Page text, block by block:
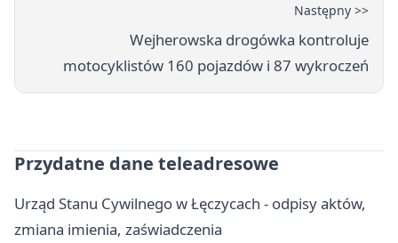
Następny >>
Wejherowska drogówka kontroluje
motocyklistów 160 pojazdów i 87 wykroczeń
Przydatne dane teleadresowe
Urząd Stanu Cywilnego w Łęczycach - odpisy aktów,
zmiana imienia, zaświadczenia